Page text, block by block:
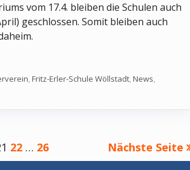
vom 17.4. bleiben die Schulen auch
geschlossen. Somit bleiben auch
in der 4. Jahrgangsstufe der
,Fritz-Erler-Schule Wöllstadt,News,
Seite
22 … Seite
26 Nächste Seite